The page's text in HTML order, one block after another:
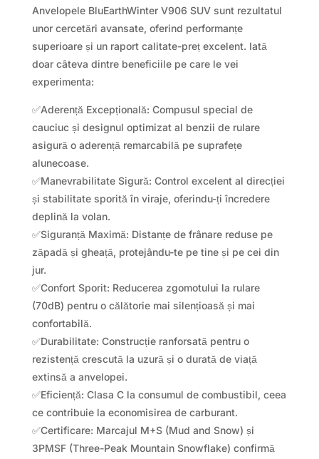
Anvelopele BluEarthWinter V906 SUV sunt rezultatul
unor cercetări avansate, oferind performanțe
superioare și un raport calitate-preț excelent. Iată
doar câteva dintre beneficiile pe care le vei
experimenta:
✅Aderență Excepțională: Compusul special de
cauciuc și designul optimizat al benzii de rulare
asigură o aderență remarcabilă pe suprafețe
alunecoase.
✅Manevrabilitate Sigură: Control excelent al direcției
și stabilitate sporită în viraje, oferindu-ți încredere
deplină la volan.
✅Siguranță Maximă: Distanțe de frânare reduse pe
zăpadă și gheață, protejându-te pe tine și pe cei din
jur.
✅Confort Sporit: Reducerea zgomotului la rulare
(70dB) pentru o călătorie mai silențioasă și mai
confortabilă.
✅Durabilitate: Construcție ranforsată pentru o
rezistență crescută la uzură și o durată de viață
extinsă a anvelopei.
✅Eficiență: Clasa C la consumul de combustibil, ceea
ce contribuie la economisirea de carburant.
✅Certificare: Marcajul M+S (Mud and Snow) și
3PMSF (Three-Peak Mountain Snowflake) confirmă